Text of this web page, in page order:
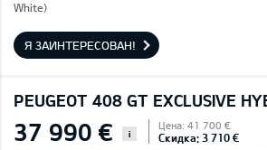
White)
Я ЗАИНТЕРЕСОВАН!
PEUGEOT 408 GT EXCLUSIVE
37 990 € i
Цена: 41 700 €
Скидка: 3 710 €